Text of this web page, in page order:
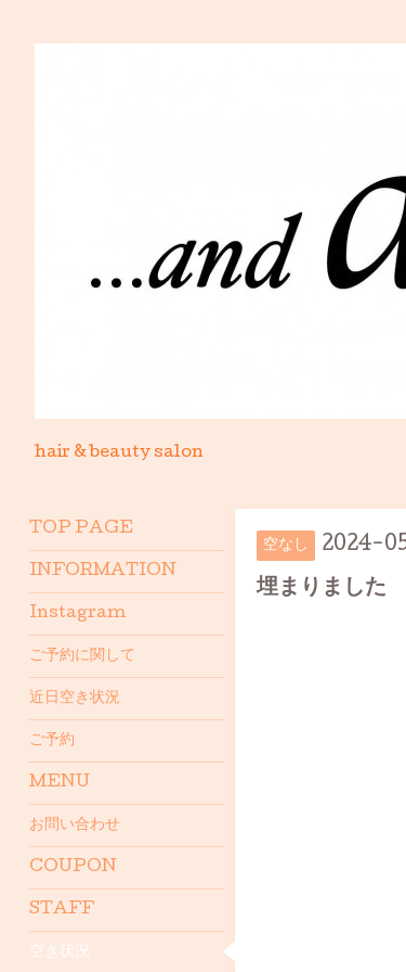
hair & beauty salon
空なし 2024-
埋まりました
TOP PAGE
INFORMATION
Instagram
ご予約に関して
近日空き状況
ご予約
MENU
お問い合わせ
COUPON
STAFF
空き状況